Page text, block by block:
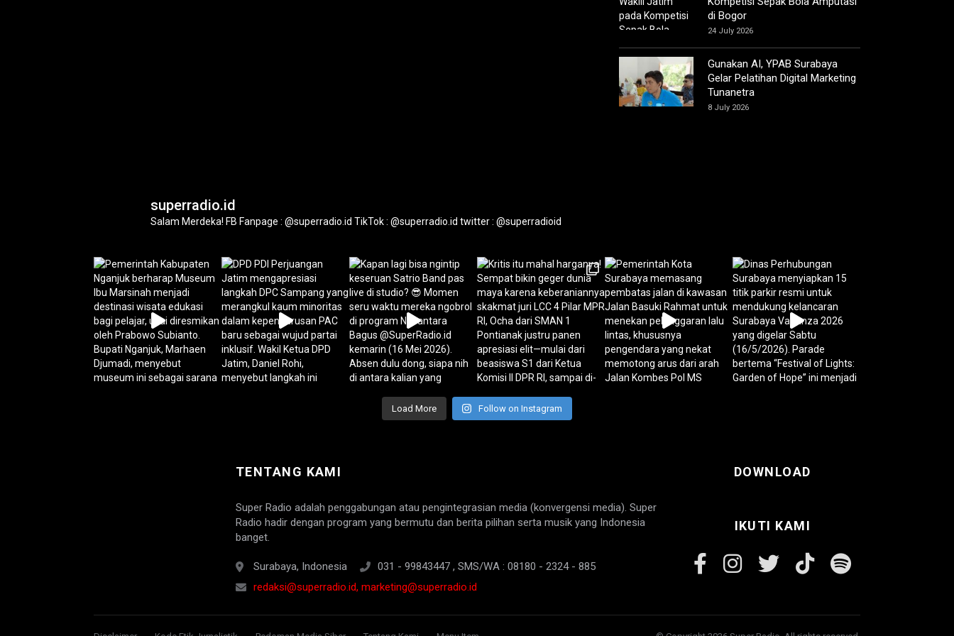
di Bogor
24 July 2026
Gunakan AI, YPAB Surabaya
Gelar Pelatihan Digital Marketing
Tunanetra
8 July 2026
superradio.id
Salam Merdeka! FB Fanpage : @superradio.id TikTok : @superradio.id twitter : @superradioid
Load More Follow on Instagram
TENTANG KAMI
Super Radio adalah penggabungan atau pengintegrasian media (konvergensi media). Super
Radio hadir dengan program yang bermutu dan berita pilihan serta musik yang Indonesia
banget.
Surabaya, Indonesia
031 - 99843447 , SMS/WA : 08180 - 2324 - 885
redaksi@superradio.id, marketing@superradio.id
DOWNLOAD
IKUTI KAMI